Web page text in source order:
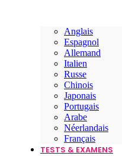
Anglais
Espagnol
Allemand
Italien
Russe
Chinois
Japonais
Portugais
Arabe
Néerlandais
Français
TESTS & EXAMENS